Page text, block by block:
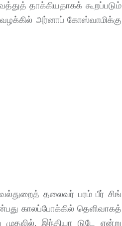
தாக்கியதாகக் கூறப்படும்
அர்னாப் கோஸ்வாமிக்கு
தலைவர் பரம் பீர் சிங்
காலப்போக்கில் தெளிவாகத்
இந்தியா டுடே என்று